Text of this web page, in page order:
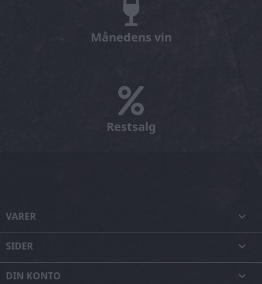
Månedens vin
Restsalg
VARER 
SIDER 
DIN KONTO 